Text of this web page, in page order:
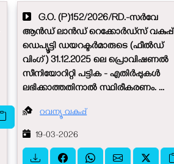
G.O. (P)152/2026/RD.-സർവേ
ആൻഡ് ലാൻഡ് റെക്കോർഡ്സ് വകുപ്പ്
ഡെപ്യൂട്ടി ഡയറക്ടർമാരുടെ (ഫീൽഡ്
വിംഗ്) 31.12.2025 ലെ പ്രൊവിഷണൽ
സീനിയോറിറ്റി പട്ടിക - എതിർപ്പുകൾ
ലഭിക്കാത്തതിനാൽ സ്ഥിരീകരണം. ...
റവന്യൂ വകുപ്പ്
19-03-2026